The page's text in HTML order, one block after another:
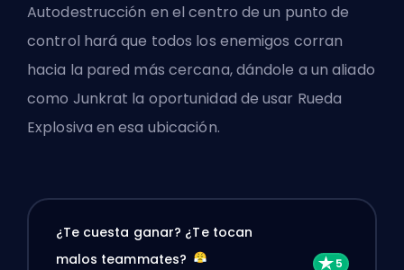
Autodestrucción en el centro de un punto de
control hará que todos los enemigos corran
hacia la pared más cercana, dándole a un aliado
como Junkrat la oportunidad de usar Rueda
Explosiva en esa ubicación.
¿Te cuesta ganar? ¿Te tocan
malos teammates?